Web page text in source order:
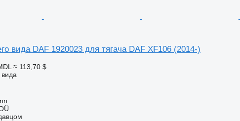
вида DAF 1920023 для тягача DAF XF106 (2014-)
≈ 113,70 $